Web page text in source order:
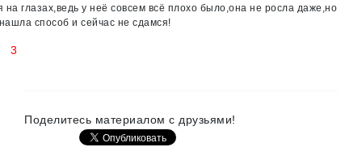
на глазах,ведь у неё совсем всё плохо было,она не росла даже,но
способ и сейчас не сдамся!
3
Поделитесь материалом с друзьями!